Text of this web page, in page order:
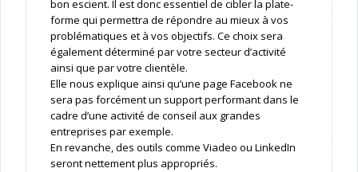
bon escient. Il est donc essentiel de cibler la plate-
forme qui permettra de répondre au mieux à vos
problématiques et à vos objectifs. Ce choix sera
également déterminé par votre secteur d’activité
ainsi que par votre clientèle.
Elle nous explique ainsi qu’une page Facebook ne
sera pas forcément un support performant dans le
cadre d’une activité de conseil aux grandes
entreprises par exemple.
En revanche, des outils comme Viadeo ou LinkedIn
seront nettement plus appropriés.